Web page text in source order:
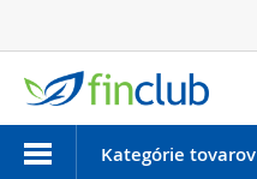
MenuKategórie tovarov